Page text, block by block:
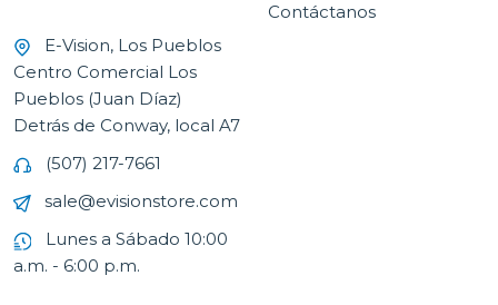
E-Vision, Los Pueblos
Centro Comercial Los
Pueblos (Juan Díaz)
Detrás de Conway, local A7
(507) 217-7661
sale@evisionstore.com
Lunes a Sábado 10:00
a.m. - 6:00 p.m.
Contáctanos